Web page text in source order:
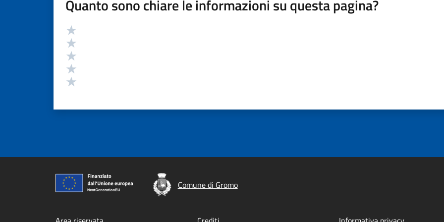
Quanto sono chiare le informazioni su questa pagina?
Valutazione
Comune di Gromo